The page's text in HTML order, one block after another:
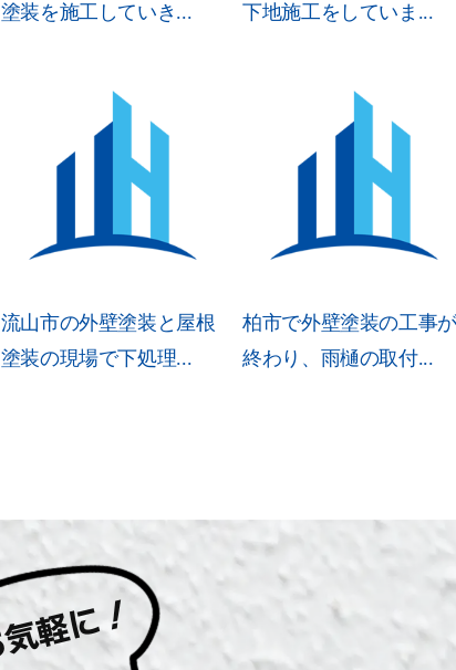
塗装を施工していき...
下地施工をしていま...
流山市の外壁塗装と屋根
塗装の現場で下処理...
柏市で外壁塗装の工事
終わり、雨樋の取付...